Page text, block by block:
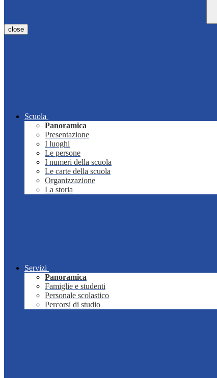
close
Scuola
Panoramica
Presentazione
I luoghi
Le persone
I numeri della scuola
Le carte della scuola
Organizzazione
La storia
Servizi
Panoramica
Famiglie e studenti
Personale scolastico
Percorsi di studio